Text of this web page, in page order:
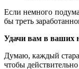
Если немного
бы треть
Удачи вам в ваших
Думаю, каждый
чтобы действительно